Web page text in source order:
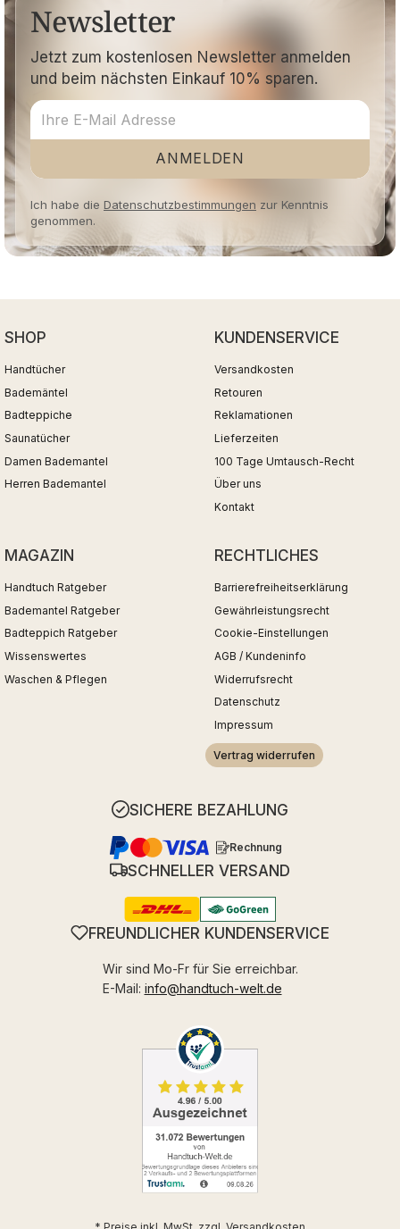
Newsletter
Jetzt zum kostenlosen Newsletter anmelden
und beim nächsten Einkauf 10% sparen.
ANMELDEN
Ich habe die Datenschutzbestimmungen zur Kenntnis
genommen.
SHOP
Handtücher
Bademäntel
Badteppiche
Saunatücher
Damen Bademantel
Herren Bademantel
KUNDENSERVICE
Versandkosten
Retouren
Reklamationen
Lieferzeiten
100 Tage Umtausch-Recht
Über uns
Kontakt
MAGAZIN
Handtuch Ratgeber
Bademantel Ratgeber
Badteppich Ratgeber
Wissenswertes
Waschen & Pflegen
RECHTLICHES
Barrierefreiheitserklärung
Gewährleistungsrecht
Cookie-Einstellungen
AGB / Kundeninfo
Widerrufsrecht
Datenschutz
Impressum
Vertrag widerrufen
SICHERE BEZAHLUNG
Rechnung
SCHNELLER VERSAND
FREUNDLICHER KUNDENSERVICE
Wir sind Mo-Fr für Sie erreichbar.
E-Mail: info@handtuch-welt.de